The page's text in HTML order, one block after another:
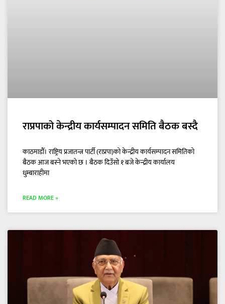
राप्रपाको केन्द्रीय कार्यसम्पादन समिति बैठक बस्दै
काठमाडौँ। राष्ट्रिय प्रजातन्त्र पार्टी (राप्रपा)को केन्द्रीय कार्यसम्पादन समितिको
बैठक आज बस्ने भएको छ । बैठक दिउँसो १ बजे केन्द्रीय कार्यालय
धुम्बाराहीमा
READ MORE »